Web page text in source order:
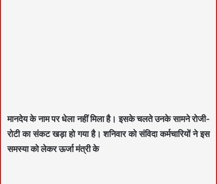
मानदेय के नाम पर धेला नहीं मिला है। इसके चलते उनके सामने रोजी-
रोटी का संकट खड़ा हो गया है। शनिवार को संविदा कर्मचारियों ने इस
समस्या को लेकर ऊर्जा मंत्री के